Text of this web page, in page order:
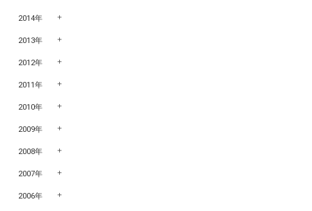
2014年
2013年
2012年
2011年
2010年
2009年
2008年
2007年
2006年